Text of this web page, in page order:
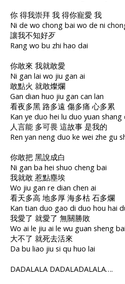
你 得我崇拜 我 得你寵愛 我
Ni de wo chong bai wo de ni
讓我不知好歹
Rang wo bu zhi hao dai
你敢來 我就敢愛
Ni gan lai wo jiu gan ai
敢點火 就敢燦爛
Gan dian huo jiu gan can lan
看夜多黑 路多遠 傷多痛 心多累
Kan ye duo hei lu duo yuan
人言能 多可畏 這故事 是我的
Ren yan neng duo ke wei zhe gu
你敢把 黑說成白
Ni gan ba hei shuo cheng bai
我就敢 惹點塵埃
Wo jiu gan re dian chen ai
看天多高 地多厚 海多枯 石多爛
Kan tian duo gao di duo hou hai
我愛了 就愛了 無關勝敗
Wo ai le jiu ai le wu guan sheng bai
大不了 就死去活來
Da bu liao jiu si qu huo lai
DADALALA DADALADALALA….